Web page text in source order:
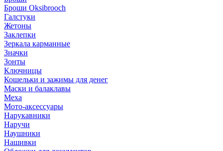
Броши Oksibrooch
Галстуки
Жетоны
Заклепки
Зеркала карманные
Значки
Зонты
Ключницы
Кошельки и зажимы для денег
Маски и балаклавы
Меха
Мото-аксессуары
Нарукавники
Наручи
Наушники
Нашивки